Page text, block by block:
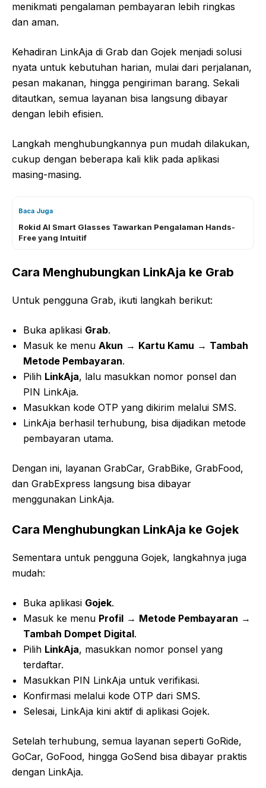
menikmati pengalaman pembayaran lebih ringkas
dan aman.
Kehadiran LinkAja di Grab dan Gojek menjadi solusi
nyata untuk kebutuhan harian, mulai dari perjalanan,
pesan makanan, hingga pengiriman barang. Sekali
ditautkan, semua layanan bisa langsung dibayar
dengan lebih efisien.
Langkah menghubungkannya pun mudah dilakukan,
cukup dengan beberapa kali klik pada aplikasi
masing-masing.
Baca Juga
Rokid AI Smart Glasses Tawarkan Pengalaman Hands-
Free yang Intuitif
Cara Menghubungkan LinkAja ke Grab
Untuk pengguna Grab, ikuti langkah berikut:
Buka aplikasi Grab.
Masuk ke menuAkun → Kartu Kamu → Tambah
Metode Pembayaran.
Pilih LinkAja, lalu masukkan nomor ponsel dan
PIN LinkAja.
Masukkan kode OTP yang dikirim melalui SMS.
LinkAja berhasil terhubung, bisa dijadikan metode
pembayaran utama.
Dengan ini, layanan GrabCar, GrabBike, GrabFood,
dan GrabExpress langsung bisa dibayar
menggunakan LinkAja.
Cara Menghubungkan LinkAja ke Gojek
Sementara untuk pengguna Gojek, langkahnya juga
mudah:
Buka aplikasi Gojek.
Masuk ke menu Profil → Metode Pembayaran →
Tambah Dompet Digital.
Pilih LinkAja, masukkan nomor ponsel yang
terdaftar.
Masukkan PIN LinkAja untuk verifikasi.
Konfirmasi melalui kode OTP dari SMS.
Selesai, LinkAja kini aktif di aplikasi Gojek.
Setelah terhubung, semua layanan seperti GoRide,
GoCar, GoFood, hingga GoSend bisa dibayar praktis
dengan LinkAja.